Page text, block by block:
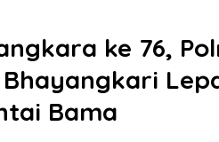
ke 76,
Bama